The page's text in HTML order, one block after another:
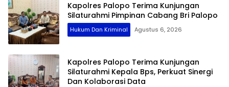
Kapolres Palopo Terima Kunjungan
Silaturahmi Pimpinan Cabang Bri Palopo
Hukum Dan Kriminal Agustus 6, 2026
Kapolres Palopo Terima Kunjungan
Silaturahmi Kepala Bps, Perkuat Sinergi
Dan Kolaborasi Data